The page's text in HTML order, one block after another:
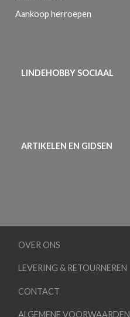
Aankoop herroepen
LINDEHOBBY SOCIAAL
ARTIKELEN EN GIDSEN
OVER ONS
LEVERING & RETOURNEREN
CONTACT
ALGEMENE VOORWAARDEN